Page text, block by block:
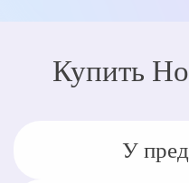
Купить
У